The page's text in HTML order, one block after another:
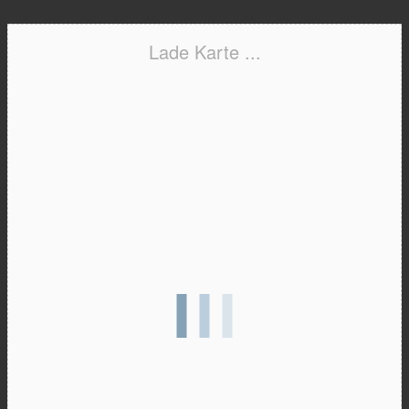
Lade Karte ...